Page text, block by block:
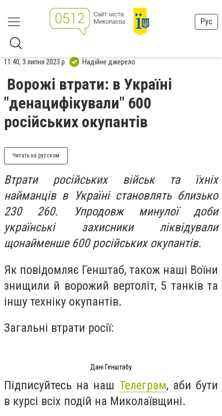
Рус
11:40, 3 липня 2023 р. Надійне джерело
Ворожі втрати: в Україні
"денацифікували" 600
російських окупантів
Читать на русском
Втрати російських військ та їхніх
найманців в Україні становлять близько
230 260. Упродовж минулої доби
українські захисники ліквідували
щонайменше 600 російських окупантів.
Як повідомляє Генштаб, також наші Воїни
знищили й ворожий вертоліт, 5 танків та
іншу техніку окупантів.
Загальні втрати росії:
Дані Генштабу
Підписуйтесь на наш Телеграм, аби бути
в курсі всіх подій на Миколаївщині.